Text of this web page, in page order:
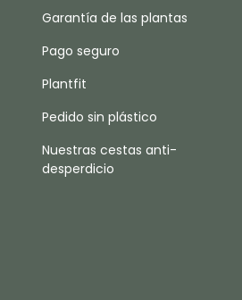
Garantía de las plantas
Pago seguro
Plantfit
Pedido sin plástico
Nuestras cestas anti-
desperdicio